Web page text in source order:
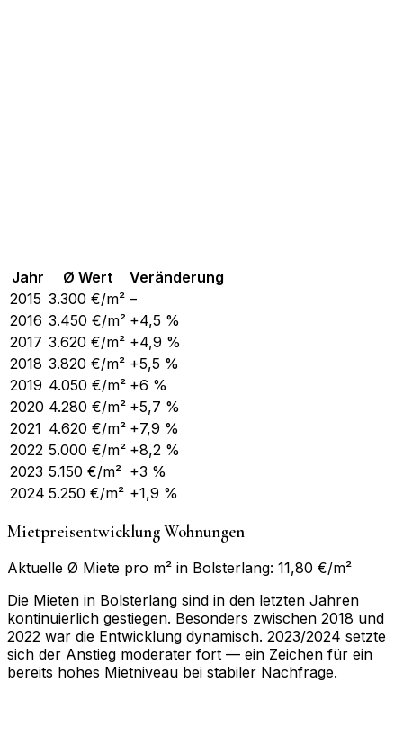
Jahr Ø Wert
Veränderung
2015 3.300 €/m² –
2016 3.450 €/m² +4,5 %
2017 3.620 €/m² +4,9 %
2018 3.820 €/m² +5,5 %
2019 4.050 €/m² +6 %
2020 4.280 €/m² +5,7 %
2021 4.620 €/m² +7,9 %
2022 5.000 €/m² +8,2 %
2023 5.150 €/m² +3 %
2024 5.250 €/m² +1,9 %
Mietpreisentwicklung Wohnungen
Aktuelle Ø Miete pro m² in Bolsterlang: 11,80 €/m²
Die Mieten in Bolsterlang sind in den letzten Jahren
kontinuierlich gestiegen. Besonders zwischen 2018 und
2022 war die Entwicklung dynamisch. 2023/2024 setzte
sich der Anstieg moderater fort — ein Zeichen für ein
bereits hohes Mietniveau bei stabiler Nachfrage.